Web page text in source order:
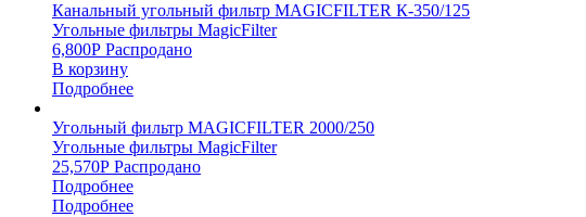
Канальный угольный фильтр MAGICFILTER К-350/125
Угольные фильтры MagicFilter
6,800Р Распродано
В корзину
Подробнее
Угольный фильтр MAGICFILTER 2000/250
Угольные фильтры MagicFilter
25,570Р Распродано
Подробнее
Подробнее